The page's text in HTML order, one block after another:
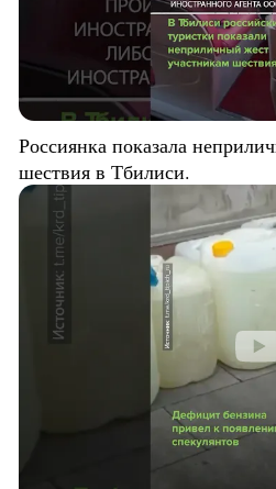
Россиянка показала
шествия в Тбилиси.